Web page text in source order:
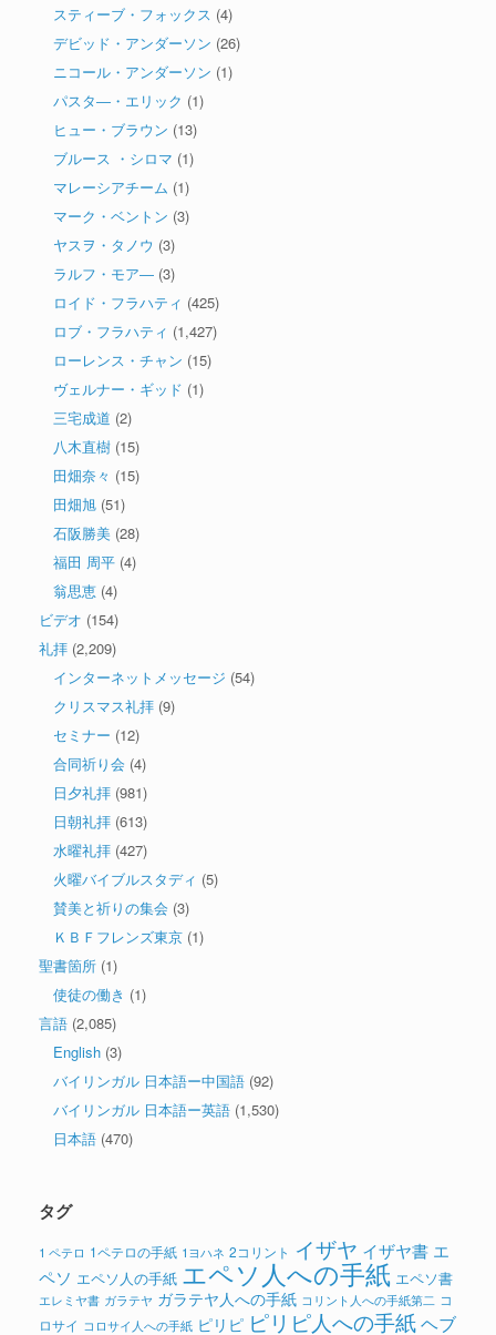
スティーブ・フォックス (4)
デビッド・アンダーソン (26)
ニコール・アンダーソン (1)
パスタ―・エリック (1)
ヒュー・ブラウン (13)
ブルース ・シロマ (1)
マレーシアチーム (1)
マーク・ベントン (3)
ヤスヲ・タノウ (3)
ラルフ・モア― (3)
ロイド・フラハティ (425)
ロブ・フラハティ (1,427)
ローレンス・チャン (15)
ヴェルナー・ギッド (1)
三宅成道 (2)
八木直樹 (15)
田畑奈々 (15)
田畑旭 (51)
石阪勝美 (28)
福田 周平 (4)
翁思恵 (4)
ビデオ (154)
礼拝 (2,209)
インターネットメッセージ (54)
クリスマス礼拝 (9)
セミナー (12)
合同祈り会 (4)
日夕礼拝 (981)
日朝礼拝 (613)
水曜礼拝 (427)
火曜バイブルスタディ (5)
賛美と祈りの集会 (3)
ＫＢＦフレンズ東京 (1)
聖書箇所 (1)
使徒の働き (1)
言語 (2,085)
English (3)
バイリンガル 日本語ー中国語 (92)
バイリンガル 日本語ー英語 (1,530)
日本語 (470)
タグ
1 ペテロ 1ペテロの手紙 1ヨハネ 2コリント イザヤ イザヤ書 エ
ペソ エペソ人の手紙 エペソ人への手紙 エペソ書
エレミヤ書 ガラテヤ ガラテヤ人への手紙 コリント人への手紙第二 コ
ロサイ コロサイ人への手紙 ピリピ ピリピ人への手紙ヘブ